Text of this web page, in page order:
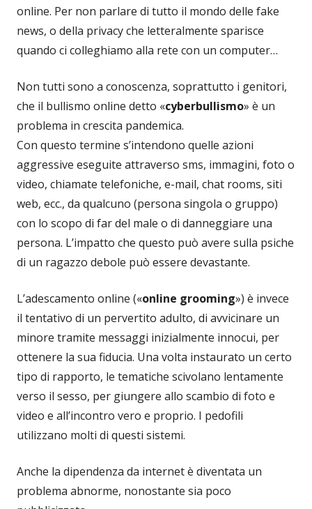
online. Per non parlare di tutto il mondo delle fake
news, o della privacy che letteralmente sparisce
quando ci colleghiamo alla rete con un computer…
Non tutti sono a conoscenza, soprattutto i genitori,
che il bullismo online detto «cyberbullismo» è un
problema in crescita pandemica.
Con questo termine s’intendono quelle azioni
aggressive eseguite attraverso sms, immagini, foto o
video, chiamate telefoniche, e-mail, chat rooms, siti
web, ecc., da qualcuno (persona singola o gruppo)
con lo scopo di far del male o di danneggiare una
persona. L’impatto che questo può avere sulla psiche
di un ragazzo debole può essere devastante.
L’adescamento online («online grooming») è invece
il tentativo di un pervertito adulto, di avvicinare un
minore tramite messaggi inizialmente innocui, per
ottenere la sua fiducia. Una volta instaurato un certo
tipo di rapporto, le tematiche scivolano lentamente
verso il sesso, per giungere allo scambio di foto e
video e all’incontro vero e proprio. I pedofili
utilizzano molti di questi sistemi.
Anche la dipendenza da internet è diventata un
problema abnorme, nonostante sia poco